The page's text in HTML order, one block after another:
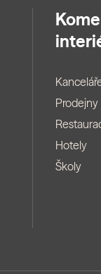
Prodejny
Hotely
Školy